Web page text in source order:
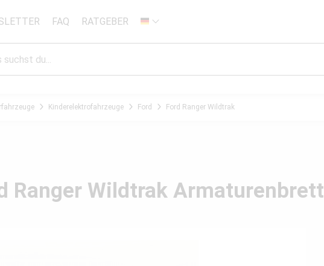
FAQ RATGEBER DE
Kinderelektrofahrzeuge Ford Ford Ranger Wildtrak
Ranger Wildtrak Armaturenbrett